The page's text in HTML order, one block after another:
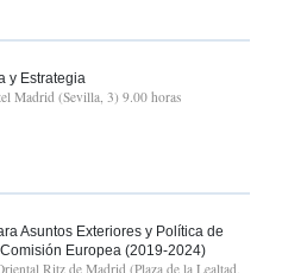
y Estrategia
Madrid (Sevilla, 3) 9.00 horas
Asuntos Exteriores y Política de
Europea (2019-2024)
Ritz de Madrid (Plaza de la Lealtad,